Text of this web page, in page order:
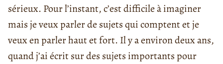
sérieux. Pour l’instant, c’est difficile à imaginer
mais je veux parler de sujets qui comptent et je
veux en parler haut et fort. Il y a environ deux ans,
quand j’ai écrit sur des sujets importants pour